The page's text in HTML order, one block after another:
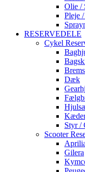
Olie /
Pleje
RESERVEDELE
Cykel
Dæk
Styr /
Scooter
Gilera